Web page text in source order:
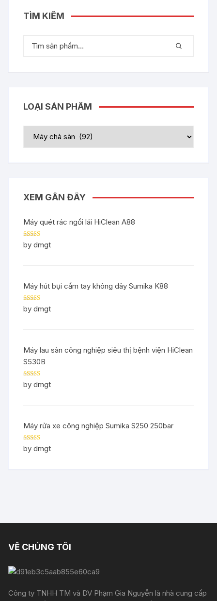
TÌM KIẾM
LOẠI SẢN PHẨM
XEM GẦN ĐÂY
Máy quét rác ngồi lái HiClean A88
Rated5out
of 5
by dmgt
Máy hút bụi cầm tay không dây Sumika K88
Rated5out
of 5
by dmgt
Máy lau sàn công nghiệp siêu thị bệnh viện HiClean
S530B
Rated5out
of 5
by dmgt
Máy rửa xe công nghiệp Sumika S250 250bar
Rated5out
of 5
by dmgt
VỀ CHÚNG TÔI
Công ty TNHH TM và DV Phạm Gia Nguyễn là nhà cung cấp